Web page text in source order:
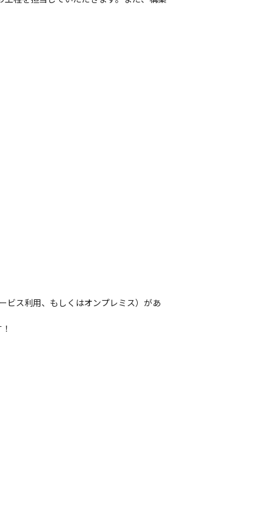
ビス利用、もしくはオンプレミス）があ